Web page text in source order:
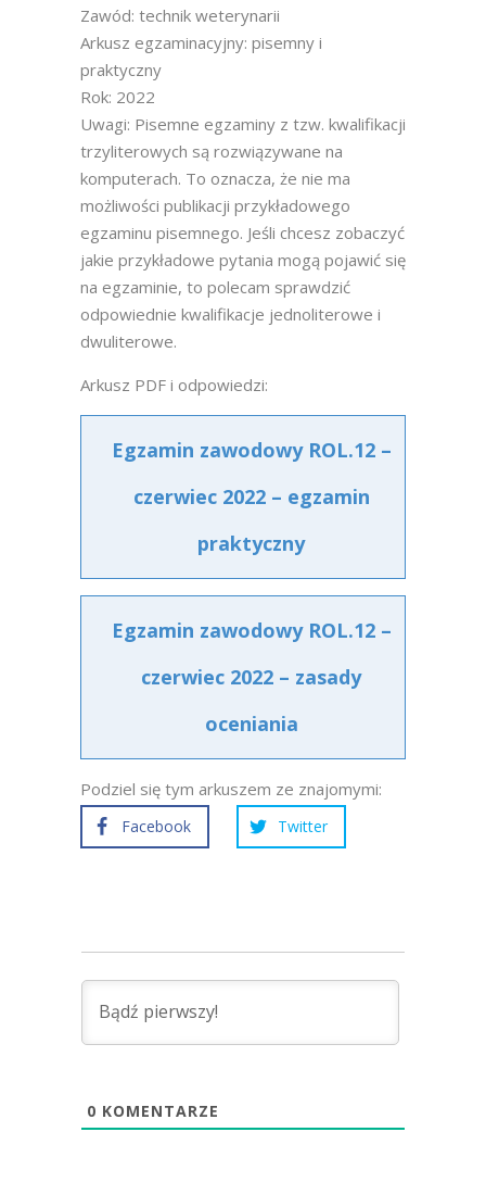
Zawód: technik weterynarii
Arkusz egzaminacyjny: pisemny i
praktyczny
Rok: 2022
Uwagi: Pisemne egzaminy z tzw. kwalifikacji
trzyliterowych są rozwiązywane na
komputerach. To oznacza, że nie ma
możliwości publikacji przykładowego
egzaminu pisemnego. Jeśli chcesz zobaczyć
jakie przykładowe pytania mogą pojawić się
na egzaminie, to polecam sprawdzić
odpowiednie kwalifikacje jednoliterowe i
dwuliterowe.
Arkusz PDF i odpowiedzi:
Egzamin zawodowy ROL.12 –
czerwiec 2022 – egzamin
praktyczny
Egzamin zawodowy ROL.12 –
czerwiec 2022 – zasady
oceniania
Podziel się tym arkuszem ze znajomymi:
Facebook Twitter
0 KOMENTARZE